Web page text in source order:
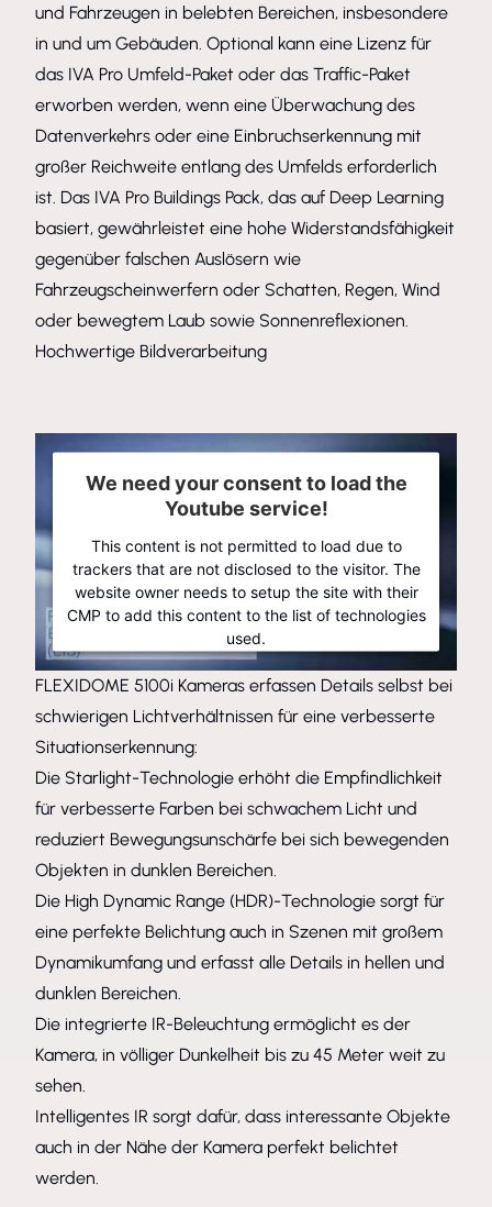
und Fahrzeugen in belebten Bereichen, insbesondere
in und um Gebäuden. Optional kann eine Lizenz für
das IVA Pro Umfeld-Paket oder das Traffic-Paket
erworben werden, wenn eine Überwachung des
Datenverkehrs oder eine Einbruchserkennung mit
großer Reichweite entlang des Umfelds erforderlich
ist. Das IVA Pro Buildings Pack, das auf Deep Learning
basiert, gewährleistet eine hohe Widerstandsfähigkeit
gegenüber falschen Auslösern wie
Fahrzeugscheinwerfern oder Schatten, Regen, Wind
oder bewegtem Laub sowie Sonnenreflexionen.
Hochwertige Bildverarbeitung
We need your consent to load the
Youtube service!
This content is not permitted to load due to
trackers that are not disclosed to the visitor. The
website owner needs to setup the site with their
CMP to add this content to the list of technologies
used.
Powered byUsercentrics Consent Management Platform
FLEXIDOME 5100i Kameras erfassen Details selbst bei
schwierigen Lichtverhältnissen für eine verbesserte
Situationserkennung:
Die Starlight-Technologie erhöht die Empfindlichkeit
für verbesserte Farben bei schwachem Licht und
reduziert Bewegungsunschärfe bei sich bewegenden
Objekten in dunklen Bereichen.
Die High Dynamic Range (HDR)-Technologie sorgt für
eine perfekte Belichtung auch in Szenen mit großem
Dynamikumfang und erfasst alle Details in hellen und
dunklen Bereichen.
Die integrierte IR-Beleuchtung ermöglicht es der
Kamera, in völliger Dunkelheit bis zu 45 Meter weit zu
sehen.
Intelligentes IR sorgt dafür, dass interessante Objekte
auch in der Nähe der Kamera perfekt belichtet
werden.